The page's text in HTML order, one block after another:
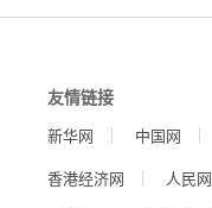
友情链接
新华网 中国网
香港经济网
人民网